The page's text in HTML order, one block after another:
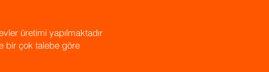
üretimi yapılmaktadır
bir çok talebe göre